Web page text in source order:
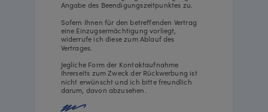
Angabe des Beendigungszeitpunktes zu.
Sofern Ihnen für den betreffenden Vertrag
eine Einzugsermächtigung vorliegt,
widerrufe ich diese zum Ablauf des
Vertrages.
Jegliche Form der Kontaktaufnahme
Ihrerseits zum Zweck der Rückwerbung ist
nicht erwünscht und ich bitte freundlich
darum, davon abzusehen.